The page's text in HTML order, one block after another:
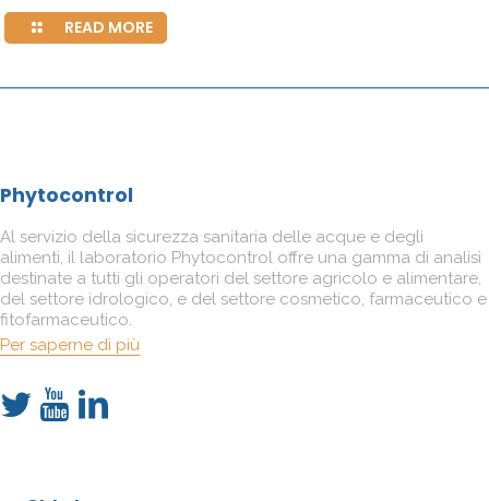
READ MORE
Phytocontrol
Al servizio della sicurezza sanitaria delle acque e degli
alimenti, il laboratorio Phytocontrol offre una gamma di analisi
destinate a tutti gli operatori del settore agricolo e alimentare,
del settore idrologico, e del settore cosmetico, farmaceutico e
fitofarmaceutico.
Per saperne di più